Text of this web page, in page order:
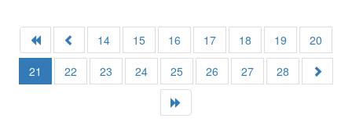
14 15 16 17 18 19
20
21
22 23 24 25 26 27 28